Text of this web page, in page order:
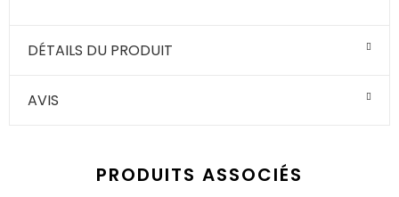
DÉTAILS DU PRODUIT
AVIS
PRODUITS ASSOCIÉS